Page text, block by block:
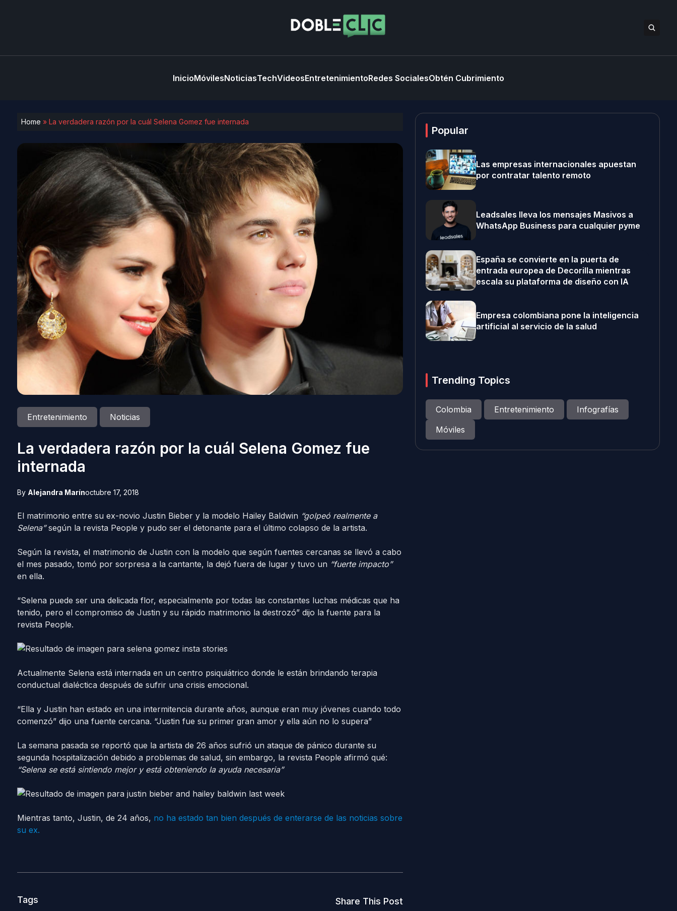
InicioMóvilesNoticiasTechVideosEntretenimientoRedes SocialesObtén Cubrimiento
Home » La verdadera razón por la cuál Selena Gomez fue internada
Entretenimiento Noticias
La verdadera razón por la cuál Selena Gomez fue
internada
By Alejandra Marínoctubre 17, 2018
El matrimonio entre su ex-novio Justin Bieber y la modelo Hailey Baldwin “golpeó realmente a
Selena”según la revista People y pudo ser el detonante para el último colapso de la artista.
Según la revista, el matrimonio de Justin con la modelo que según fuentes cercanas se llevó a cabo
el mes pasado, tomó por sorpresa a la cantante, la dejó fuera de lugar y tuvo un “fuerte impacto”
en ella.
“Selena puede ser una delicada flor, especialmente por todas las constantes luchas médicas que ha
tenido, pero el compromiso de Justin y su rápido matrimonio la destrozó” dijo la fuente para la
revista People.
Actualmente Selena está internada en un centro psiquiátrico donde le están brindando terapia
conductual dialéctica después de sufrir una crisis emocional.
“Ella y Justin han estado en una intermitencia durante años, aunque eran muy jóvenes cuando todo
comenzó” dijo una fuente cercana. “Justin fue su primer gran amor y ella aún no lo supera”
La semana pasada se reportó que la artista de 26 años sufrió un ataque de pánico durante su
segunda hospitalización debido a problemas de salud, sin embargo, la revista People afirmó qué:
“Selena se está sintiendo mejor y está obteniendo la ayuda necesaria”
Mientras tanto, Justin, de 24 años, no ha estado tan bien después de enterarse de las noticias sobre
su ex.
Tags Share This Post
Popular
Las empresas internacionales apuestan
por contratar talento remoto
Leadsales lleva los mensajes Masivos a
WhatsApp Business para cualquier pyme
España se convierte en la puerta de
entrada europea de Decorilla mientras
escala su plataforma de diseño con IA
Empresa colombiana pone la inteligencia
artificial al servicio de la salud
Trending Topics
Colombia Entretenimiento
Infografías
Móviles